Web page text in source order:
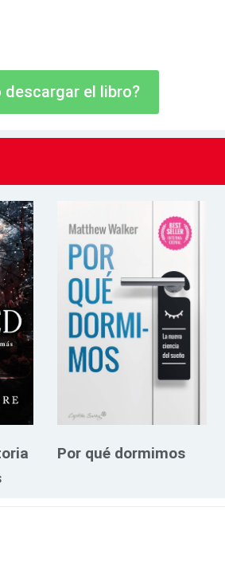
descargar el libro?
Por qué dormimos